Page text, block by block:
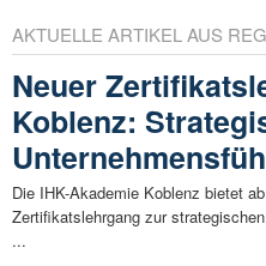
AKTUELLE ARTIKEL AUS
Neuer
Koblenz:
Die IHK-Akademie Koblenz bietet
Zertifikatslehrgang zur
...